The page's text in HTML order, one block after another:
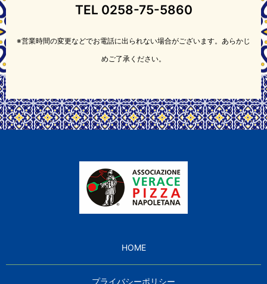
TEL 0258-75-5860
※営業時間の変更などでお電話に出られない場合がございます。あらかじ
めご了承ください。
HOME
プライバシーポリシー